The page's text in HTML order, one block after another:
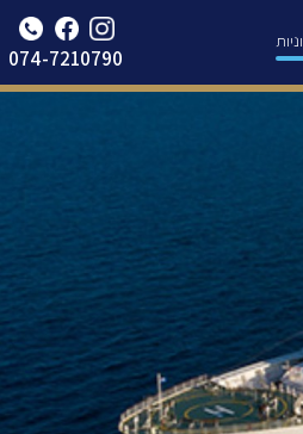
074-7210790